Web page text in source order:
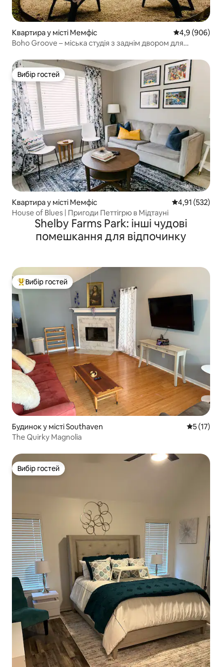
Квартира у місті Мемфіс Середня
4,9 (906)
Boho Groove – міська студія з заднім двором для
Вибір гостей
Вибір гостей
Квартира у місті Мемфіс Середня
4,91 (532)
House of Blues | Пригоди Петтігрю в Мідтауні
Shelby Farms Park: інші чудові
помешкання для відпочинку
Топ вибір гостей
Вибір гостей
Будинок у місті Southaven Середня
5 (17)
The Quirky Magnolia
Вибір гостей
Вибір гостей